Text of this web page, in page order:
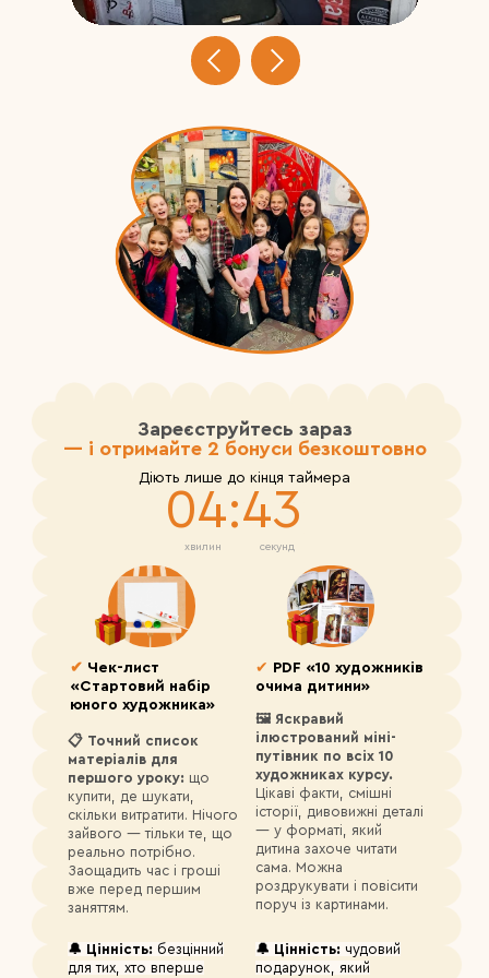
хвилин секунд
04:42
Зареєструйтесь зараз
— і отримайте 2 бонуси безкоштовно
✔
PDF «10 художників
очима дитини»
✔ Чек-лист
«Стартовий набір
юного художника»
Діють лише до кінця таймера
🔔 Цінність: чудовий
подарунок, який
🔔 Цінність: безцінний
для тих, хто вперше
🖼️ Яскравий
ілюстрований міні-
путівник по всіх 10
художниках курсу.
Цікаві факти, смішні
історії, дивовижні деталі
— у форматі, який
дитина захоче читати
сама. Можна
роздрукувати і повісити
поруч із картинами.
📋 Точний список
матеріалів для
першого уроку: що
купити, де шукати,
скільки витратити. Нічого
зайвого — тільки те, що
реально потрібно.
Заощадить час і гроші
вже перед першим
заняттям.